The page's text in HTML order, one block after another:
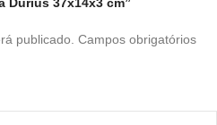
publicado. Campos obrigatórios